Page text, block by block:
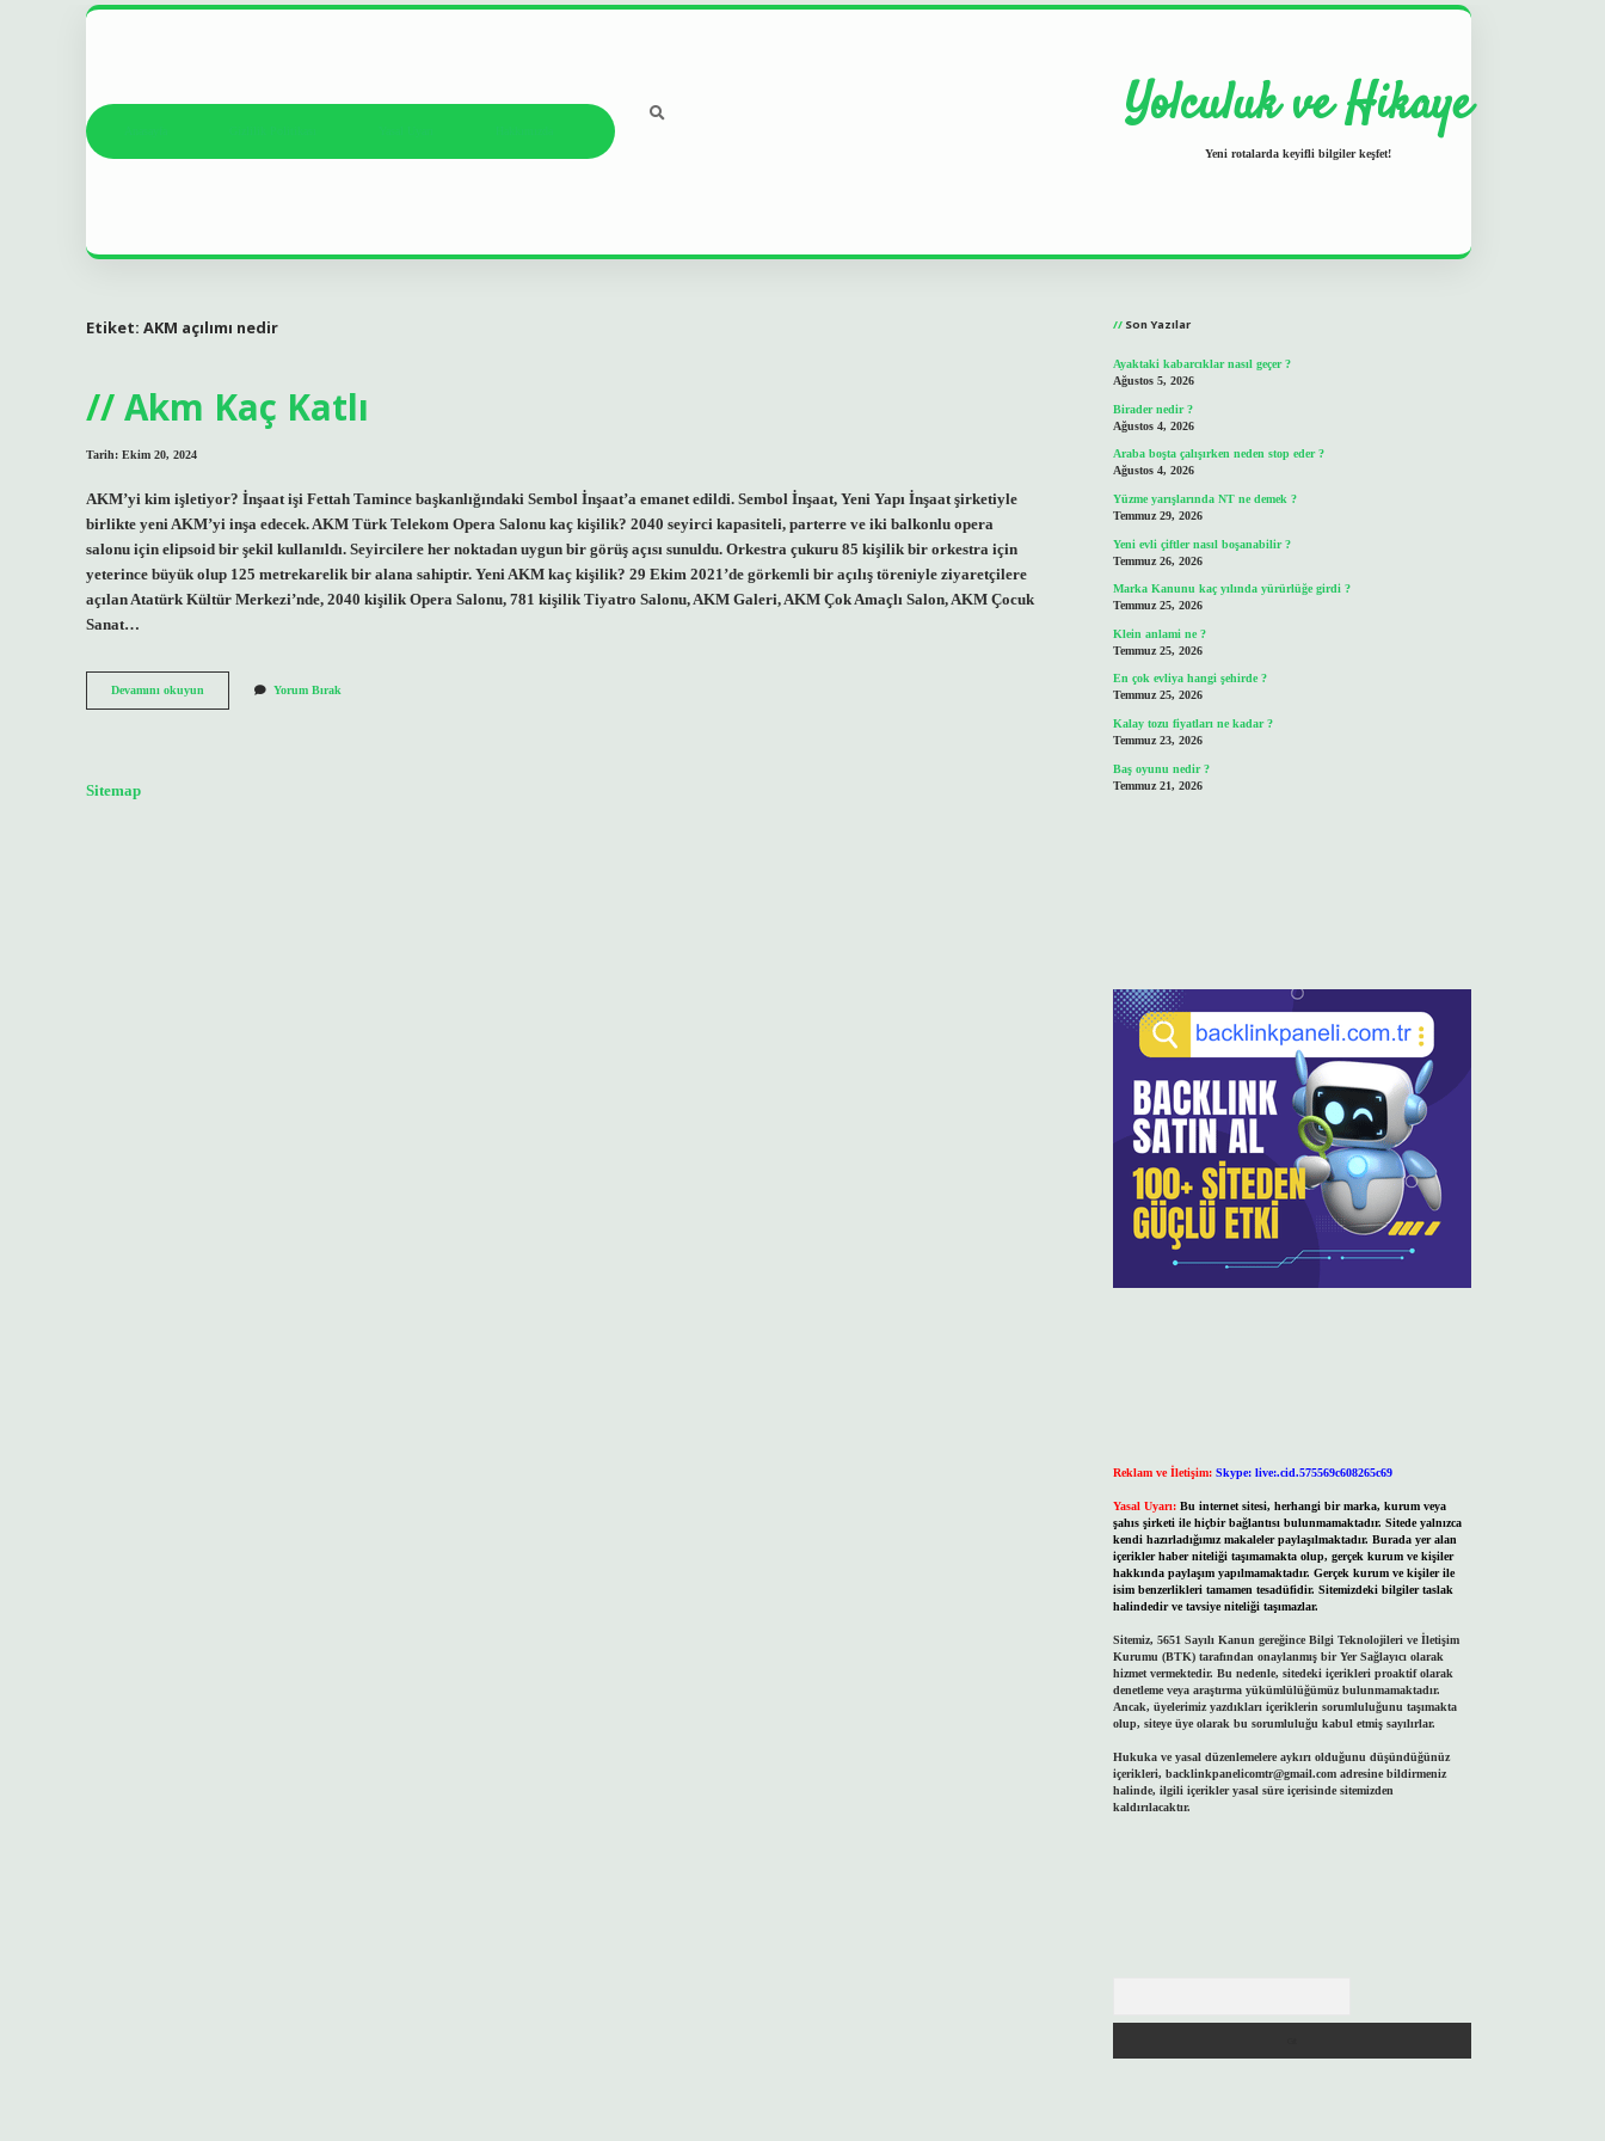
Yolculuk ve Hikaye
Yeni rotalarda keyifli bilgiler keşfet!
Etiket: AKM açılımı nedir
Akm Kaç Katlı
Tarih: Ekim 20, 2024
AKM’yi kim işletiyor? İnşaat işi Fettah Tamince başkanlığındaki Sembol İnşaat’a emanet edildi. Sembol İnşaat, Yeni Yapı İnşaat şirketiyle
birlikte yeni AKM’yi inşa edecek. AKM Türk Telekom Opera Salonu kaç kişilik? 2040 seyirci kapasiteli, parterre ve iki balkonlu opera
salonu için elipsoid bir şekil kullanıldı. Seyircilere her noktadan uygun bir görüş açısı sunuldu. Orkestra çukuru 85 kişilik bir orkestra için
yeterince büyük olup 125 metrekarelik bir alana sahiptir. Yeni AKM kaç kişilik? 29 Ekim 2021’de görkemli bir açılış töreniyle ziyaretçilere
açılan Atatürk Kültür Merkezi’nde, 2040 kişilik Opera Salonu, 781 kişilik Tiyatro Salonu, AKM Galeri, AKM Çok Amaçlı Salon, AKM Çocuk
Sanat…
Devamını okuyun
Kaç
Yorum Bırak
Sitemap
Son Yazılar
Ayaktaki kabarcıklar nasıl geçer ?
Ağustos 5, 2026
Birader nedir ?
Ağustos 4, 2026
Araba boşta çalışırken neden stop eder ?
Ağustos 4, 2026
Yüzme yarışlarında NT ne demek ?
Temmuz 29, 2026
Yeni evli çiftler nasıl boşanabilir ?
Temmuz 26, 2026
Marka Kanunu kaç yılında yürürlüğe girdi ?
Temmuz 25, 2026
Klein anlami ne ?
Temmuz 25, 2026
En çok evliya hangi şehirde ?
Temmuz 25, 2026
Kalay tozu fiyatları ne kadar ?
Temmuz 23, 2026
Baş oyunu nedir ?
Temmuz 21, 2026
Reklam ve İletişim: Skype: live:.cid.575569c608265c69
Yasal Uyarı: Bu internet sitesi, herhangi bir marka, kurum veya
şahıs şirketi ile hiçbir bağlantısı bulunmamaktadır. Sitede yalnızca
kendi hazırladığımız makaleler paylaşılmaktadır. Burada yer alan
içerikler haber niteliği taşımamakta olup, gerçek kurum ve kişiler
hakkında paylaşım yapılmamaktadır. Gerçek kurum ve kişiler ile
isim benzerlikleri tamamen tesadüfidir. Sitemizdeki bilgiler taslak
halindedir ve tavsiye niteliği taşımazlar.
Sitemiz, 5651 Sayılı Kanun gereğince Bilgi Teknolojileri ve İletişim
Kurumu (BTK) tarafından onaylanmış bir Yer Sağlayıcı olarak
hizmet vermektedir. Bu nedenle, sitedeki içerikleri proaktif olarak
denetleme veya araştırma yükümlülüğümüz bulunmamaktadır.
Ancak, üyelerimiz yazdıkları içeriklerin sorumluluğunu taşımakta
olup, siteye üye olarak bu sorumluluğu kabul etmiş sayılırlar.
Hukuka ve yasal düzenlemelere aykırı olduğunu düşündüğünüz
içerikleri, backlinkpanelicomtr@gmail.comadresine bildirmeniz
halinde, ilgili içerikler yasal süre içerisinde sitemizden
kaldırılacaktır.